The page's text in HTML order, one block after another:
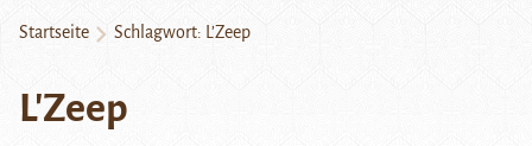
Startseite Schlagwort: L’Zeep
L'Zeep